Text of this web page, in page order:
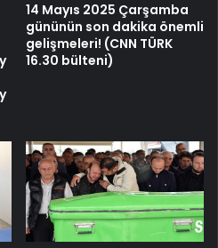
14 Mayıs 2025 Çarşamba
gününün son dakika önemli
gelişmeleri! (CNN TÜRK
16.30 bülteni)